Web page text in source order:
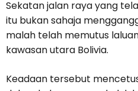
Sekatan jalan raya yang
itu bukan sahaja
malah telah memutus
kawasan utara Bolivia.
Keadaan tersebut